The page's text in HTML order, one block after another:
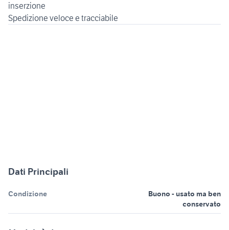
inserzione
Spedizione veloce e tracciabile
Dati Principali
Condizione
Buono - usato ma ben
conservato